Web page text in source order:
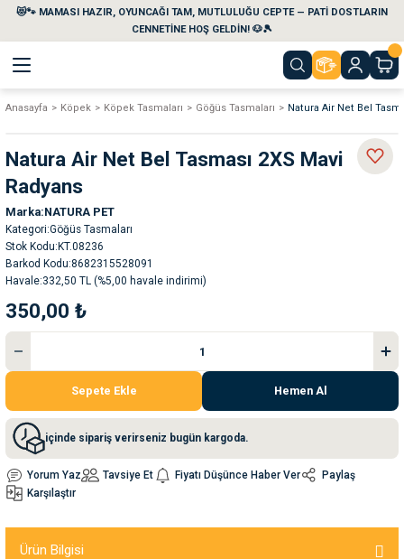
😻🐾 MAMASI HAZIR, OYUNCAĞI TAM, MUTLULUĞU CEPTE — PATİ DOSTLARIN
CENNETİNE HOŞ GELDİN! 🐶🎾
Geri Dön
Geri Dön
Temizlik Ürünleri
Geri Dön
Geri Dön
Geri Dön
Geri Dön
Anasayfa Köpek Köpek Tasmaları Göğüs Tasmaları Natura Air Net Bel
Natura Air Net Bel Tasması 2XS Mavi
Radyans
Marka NATURA PET
Kategori Göğüs Tasmaları
Stok Kodu KT.08236
Barkod Kodu 8682315528091
Havale 332,50 TL (%5,00 havale indirimi)
350,00 ₺
Sepete Ekle Hemen Al
içinde sipariş verirseniz bugün kargoda.
Yorum Yaz Tavsiye Et Fiyatı Düşünce Haber Ver
Paylaş
Karşılaştır
Ürün Bilgisi